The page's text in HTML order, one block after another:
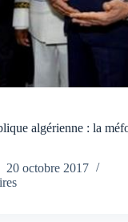
algérienne : la
20 octobre 2017